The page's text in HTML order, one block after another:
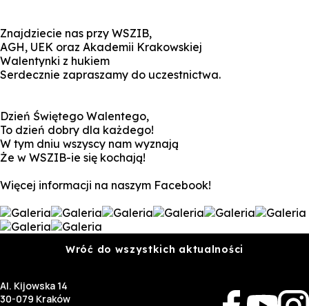
Znajdziecie nas przy WSZIB,
AGH, UEK oraz Akademii Krakowskiej
Walentynki z hukiem
Serdecznie zapraszamy do uczestnictwa.
Dzień Świętego Walentego,
To dzień dobry dla każdego!
W tym dniu wszyscy nam wyznają
Że w WSZIB-ie się kochają!
Więcej informacji na naszym Facebook!
Wróć do wszystkich aktualności
Al. Kijowska 14
30-079 Kraków